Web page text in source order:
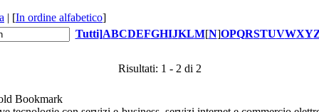
| [In ordine alfabetico]
Tutti]ABCDEFGHIJKLM[N]OPQRSTUVWXY
Risultati: 1 - 2 di 2